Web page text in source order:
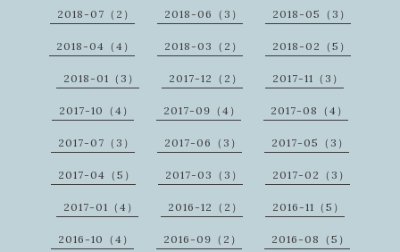
2018-07（2） 2018-06（3） 2018-05（3）
2018-04（4） 2018-03（2） 2018-02（5）
2018-01（3） 2017-12（2） 2017-11（3）
2017-10（4） 2017-09（4） 2017-08（4）
2017-07（3） 2017-06（3） 2017-05（3）
2017-04（5） 2017-03（3） 2017-02（3）
2017-01（4） 2016-12（2） 2016-11（5）
2016-10（4） 2016-09（2） 2016-08（5）